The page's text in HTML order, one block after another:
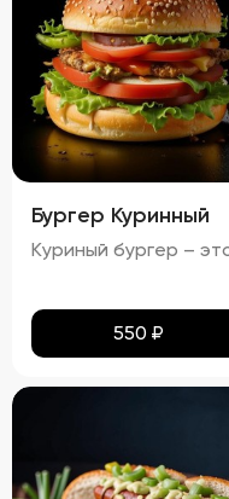
Бургер Куринный
550 ₽